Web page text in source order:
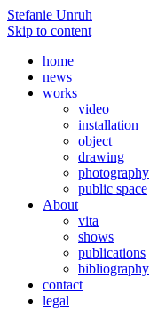
Stefanie Unruh
Skip to content
home
news
works
video
installation
object
drawing
photography
public space
About
vita
shows
publications
bibliography
contact
legal